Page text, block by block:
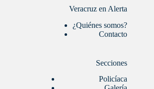
Veracruz en Alerta
¿Quiénes somos?
Contacto
Secciones
Policíaca